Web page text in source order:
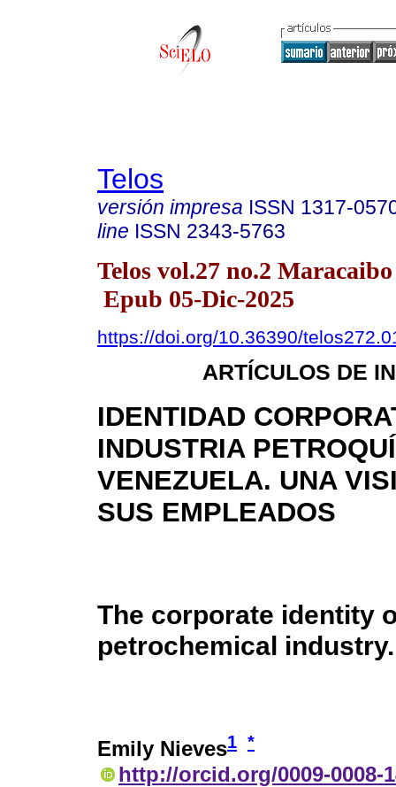
Telos
versión impresa ISSN 1317-
line ISSN 2343-5763
Telos vol.27 no.2 Maracaibo
Epub 05-Dic-2025
https://doi.org/10.36390/
ARTÍCULOS DE
IDENTIDAD
INDUSTRIA
VENEZUELA. UNA
SUS EMPLEADOS
The corporate identity
petrochemical
Emily Nieves1 *
http://orcid.org/0009-0008-